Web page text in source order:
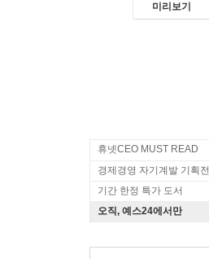
미리보기
휴넷CEO MUST READ
경제경영 자기계발 기획전
기간 한정 특가 도서
오직, 예스24에서만